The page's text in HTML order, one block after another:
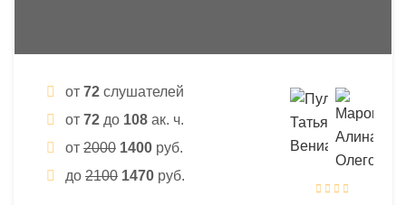
от 72 слушателей
от 72 до 108 ак. ч.
от 2000 1400 руб.
до 2100 1470 руб.